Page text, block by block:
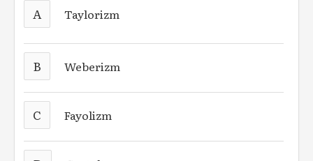
A Taylorizm
B Weberizm
C Fayolizm